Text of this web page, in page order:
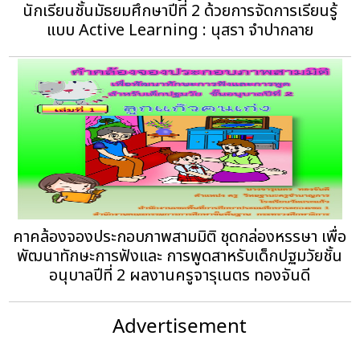
นักเรียนชั้นมัธยมศึกษาปีที่ 2 ด้วยการจัดการเรียนรู้
แบบ Active Learning : นุสรา จำปากลาย
คาคล้องจองประกอบภาพสามมิติ ชุดกล่องหรรษา เพื่อ
พัฒนาทักษะการฟังและ การพูดสาหรับเด็กปฐมวัยชั้น
อนุบาลปีที่ 2 ผลงานครูจารุเนตร ทองจันดี
Advertisement